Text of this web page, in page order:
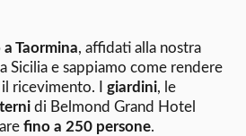
Taormina, affidati alla nostra
Sicilia e sappiamo come rendere
ricevimento. I giardini, le
di Belmond Grand Hotel
fino a 250 persone.